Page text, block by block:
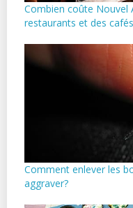
Combien coûte Nouvel
restaurants et des cafés
Comment enlever les
aggraver?